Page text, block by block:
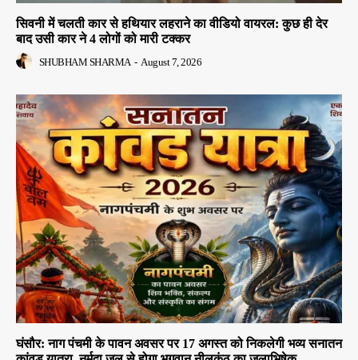
सिवनी में चलती कार से हथियार लहराने का वीडियो वायरल: कुछ ही देर
बाद उसी कार ने 4 लोगों को मारी टक्कर
SHUBHAM SHARMA - August 7, 2026
घंसौर: नाग पंचमी के पावन अवसर पर 17 अगस्त को निकलेगी भव्य सनातन